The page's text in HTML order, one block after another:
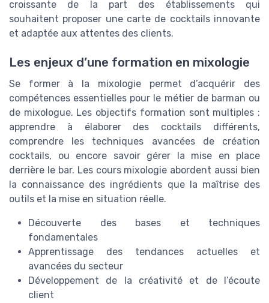
croissante de la part des établissements qui
souhaitent proposer une carte de cocktails innovante
et adaptée aux attentes des clients.
Les enjeux d’une formation en mixologie
Se former à la mixologie permet d’acquérir des
compétences essentielles pour le métier de barman ou
de mixologue. Les objectifs formation sont multiples :
apprendre à élaborer des cocktails différents,
comprendre les techniques avancées de création
cocktails, ou encore savoir gérer la mise en place
derrière le bar. Les cours mixologie abordent aussi bien
la connaissance des ingrédients que la maîtrise des
outils et la mise en situation réelle.
Découverte des bases et techniques
fondamentales
Apprentissage des tendances actuelles et
avancées du secteur
Développement de la créativité et de l’écoute
client